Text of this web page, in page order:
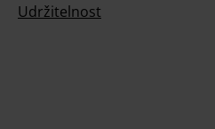
Udržitelnost